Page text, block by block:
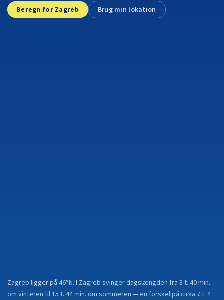
Beregn for Zagreb Brug min lokation
Zagreb ligger på 46°N. I Zagreb svinger dagslængden fra 8 t. 40 min.
om vinteren til 15 t. 44 min. om sommeren — en forskel på cirka 7 t. 4